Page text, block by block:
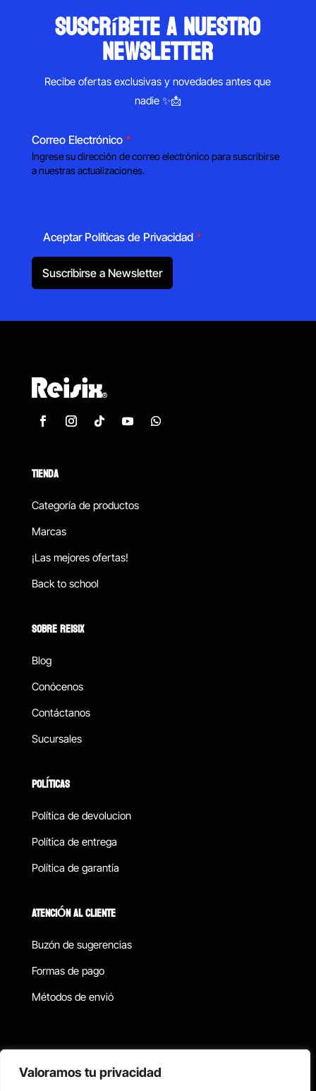
Valoramos tu privacidad
suscríbete a nuestro
newsletter
Recibe ofertas exclusivas y novedades antes que
nadie ✨📩
Correo Electrónico *
Ingrese su dirección de correo electrónico para suscribirse
a nuestras actualizaciones.
Aceptar Políticas de Privacidad *
Suscribirse a Newsletter
TIENDA
Categoría de productos
Marcas
¡Las mejores ofertas!
Back to school
SOBRE REISIX
Blog
Conócenos
Contáctanos
Sucursales
POLÍTICAS
Política de devolucion
Política de entrega
Política de garantía
ATENCIÓN AL CLIENTE
Buzón de sugerencias
Formas de pago
Métodos de envió